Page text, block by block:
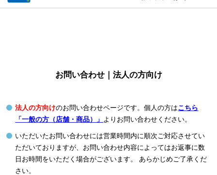
お問い合わせ｜法人の方向け
法人の方向けのお問い合わせページです。個人の方はこちら
「一般の方（店舗・商品）」 よりお問い合わせください。
いただいたお問い合わせには営業時間内に順次ご対応させてい
ただいておりますが、お問い合わせ内容によってはお返事に数
日お時間をいただく場合がございます。 あらかじめご了承くだ
さい。